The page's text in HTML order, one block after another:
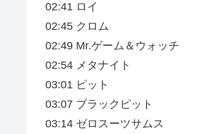
02:41 ロイ
02:45 クロム
02:49 Mr.ゲーム＆ウォッチ
02:54 メタナイト
03:01 ピット
03:07 ブラックピット
03:14 ゼロスーツサムス